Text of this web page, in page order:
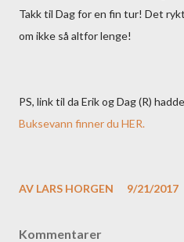
Takk til Dag for en fin tur! Det
om ikke så altfor lenge!
PS, link til da Erik og Dag (R) hadde
Buksevann finner du HER.
AV LARS HORGEN 9/21/2017
Kommentarer